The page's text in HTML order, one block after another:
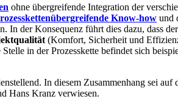
ohne übergreifende Integration der
Know-how und
In der Konsequenz führt dies dazu, dass
(Komfort, Sicherheit und
in der Prozesskette befindet sich
In diesem Zusammenhang sei auf
Hans Kranz verwiesen.